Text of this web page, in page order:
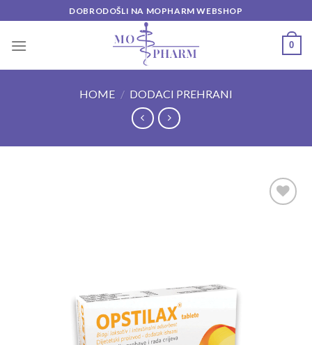
to
content
DOBRODOŠLI NA MOPHARM WEBSHOP
0
HOME / DODACI PREHRANI